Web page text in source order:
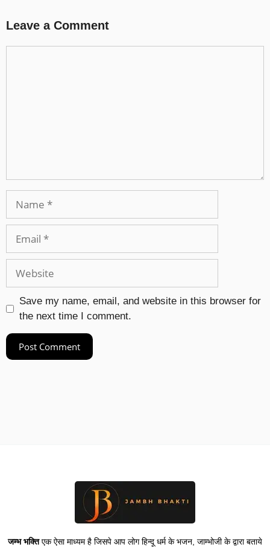
Leave a Comment
Save my name, email, and website in this browser for
the next time I comment.
जम्भ भक्तिएक ऐसा माध्यम है जिसपे आप लोग हिन्दू धर्म के भजन, जाम्भोजी के द्वारा बताये